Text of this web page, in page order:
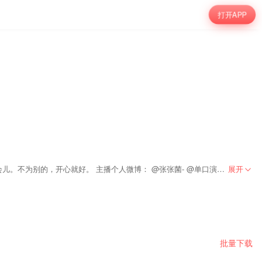
打开APP
「索道之处」是由张张菌、周三、鸭嘴三名不优秀的脱口秀演员共同主持的播客节目。不定期邀请其他优秀的脱口秀演员或者看得起我们的可爱人儿来聊会儿。不为别的，开心就好。 主播个人微博： @张张菌- @单口演习周三 @臭鸭嘴 展开
批量下载